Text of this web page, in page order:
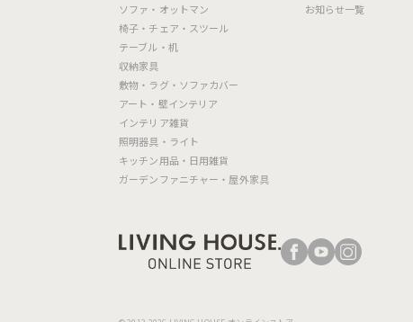
ソファ・オットマン
椅子・チェア・スツール
テーブル・机
収納家具
敷物・ラグ・ソファカバー
アート・壁インテリア
インテリア雑貨
照明器具・ライト
キッチン用品・日用雑貨
ガーデンファニチャー・屋外家具
お知らせ一覧